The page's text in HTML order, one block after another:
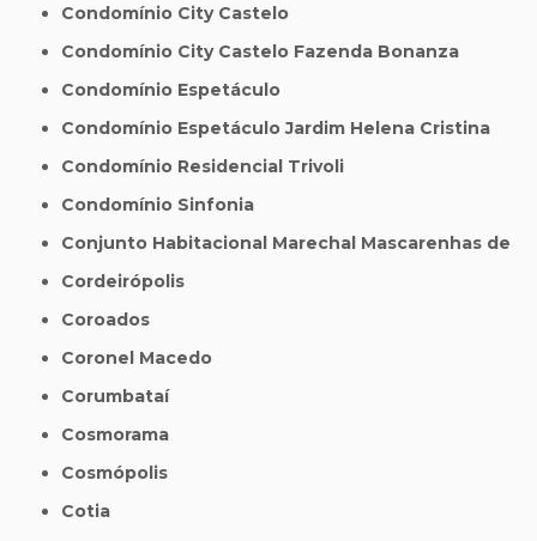
Condomínio City Castelo
Condomínio City Castelo Fazenda Bonanza
Condomínio Espetáculo
Condomínio Espetáculo Jardim Helena Cristina
Condomínio Residencial Trivoli
Condomínio Sinfonia
Conjunto Habitacional Marechal Mascarenhas de
Cordeirópolis
Coroados
Coronel Macedo
Corumbataí
Cosmorama
Cosmópolis
Cotia